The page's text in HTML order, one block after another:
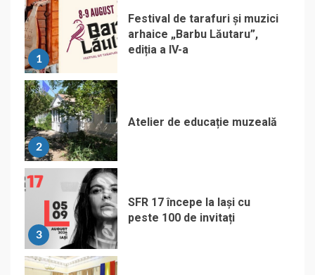
1
Festival de tarafuri și muzici
arhaice „Barbu Lăutaru”,
ediția a IV-a
2
Atelier de educație muzeală
3
SFR 17 începe la Iași cu
peste 100 de invitați